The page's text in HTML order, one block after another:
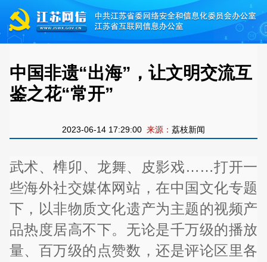
中国非遗“出海”，让文明交流互
鉴之花“常开”
2023-06-14 17:29:00 来源： 荔枝新闻
武术、榫卯、龙舞、皮影戏……打开一
些海外社交媒体网站，在中国文化专题
下，以非物质文化遗产为主题的视频产
品热度居高不下。无论是千万级的播放
量、百万级的点赞数，还是评论区里各